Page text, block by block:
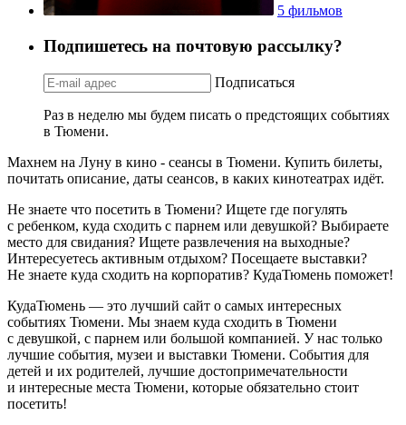
5 фильмов
Подпишетесь на почтовую рассылку?
Подписаться
Раз в неделю мы будем писать о предстоящих событиях
в Тюмени.
Махнем на Луну в кино - сеансы в Тюмени. Купить билеты,
почитать описание, даты сеансов, в каких кинотеатрах идёт.
Не знаете что посетить в Тюмени? Ищете где погулять
с ребенком, куда сходить с парнем или девушкой? Выбираете
место для свидания? Ищете развлечения на выходные?
Интересуетесь активным отдыхом? Посещаете выставки?
Не знаете куда сходить на корпоратив? КудаТюмень поможет!
КудаТюмень — это лучший сайт о самых интересных
событиях Тюмени. Мы знаем куда сходить в Тюмени
с девушкой, с парнем или большой компанией. У нас только
лучшие события, музеи и выставки Тюмени. События для
детей и их родителей, лучшие достопримечательности
и интересные места Тюмени, которые обязательно стоит
посетить!